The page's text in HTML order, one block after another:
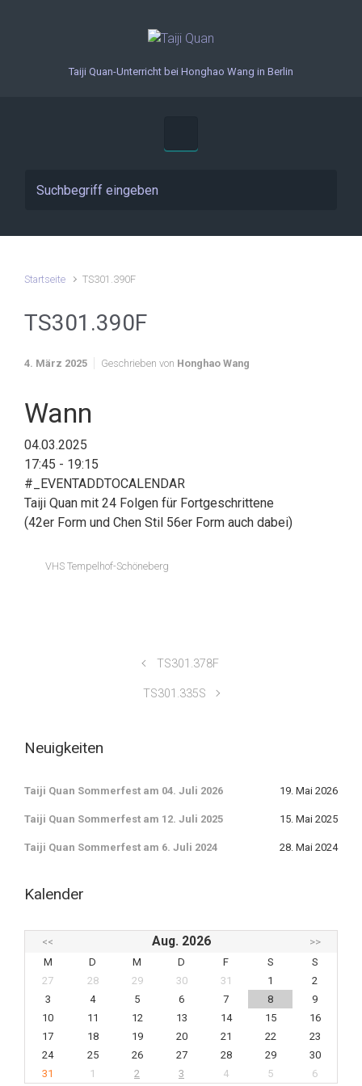
Taiji Quan-Unterricht bei Honghao Wang in Berlin
Startseite TS301.390F
TS301.390F
4. März 2025 Geschrieben von Honghao Wang
Wann
04.03.2025
17:45 - 19:15
#_EVENTADDTOCALENDAR
Taiji Quan mit 24 Folgen für Fortgeschrittene
(42er Form und Chen Stil 56er Form auch dabei)
VHS Tempelhof-Schöneberg
TS301.378F
TS301.335S
Neuigkeiten
Taiji Quan Sommerfest am 04. Juli 2026 19. Mai 2026
Taiji Quan Sommerfest am 12. Juli 2025 15. Mai 2025
Taiji Quan Sommerfest am 6. Juli 2024 28. Mai 2024
Kalender
<< Aug. 2026
>>
M
D M D F S
S
27
28 29 30 31 1
2
3
4 5 6 7 8
9
10
11 12 13 14 15
16
17
18 19 20 21 22
23
24
25 26 27 28 29
30
31
1 2 3 4 5
6